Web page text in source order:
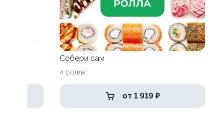
Собери сам
4 ролла
от 1 919 ₽